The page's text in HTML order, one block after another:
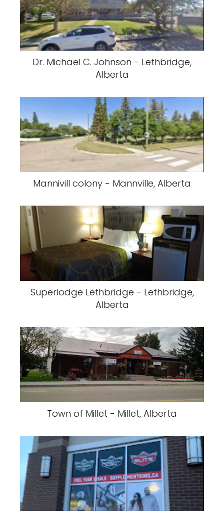
Dr. Michael C. Johnson - Lethbridge,
Alberta
Mannivill colony - Mannville, Alberta
Superlodge Lethbridge - Lethbridge,
Alberta
Town of Millet - Millet, Alberta